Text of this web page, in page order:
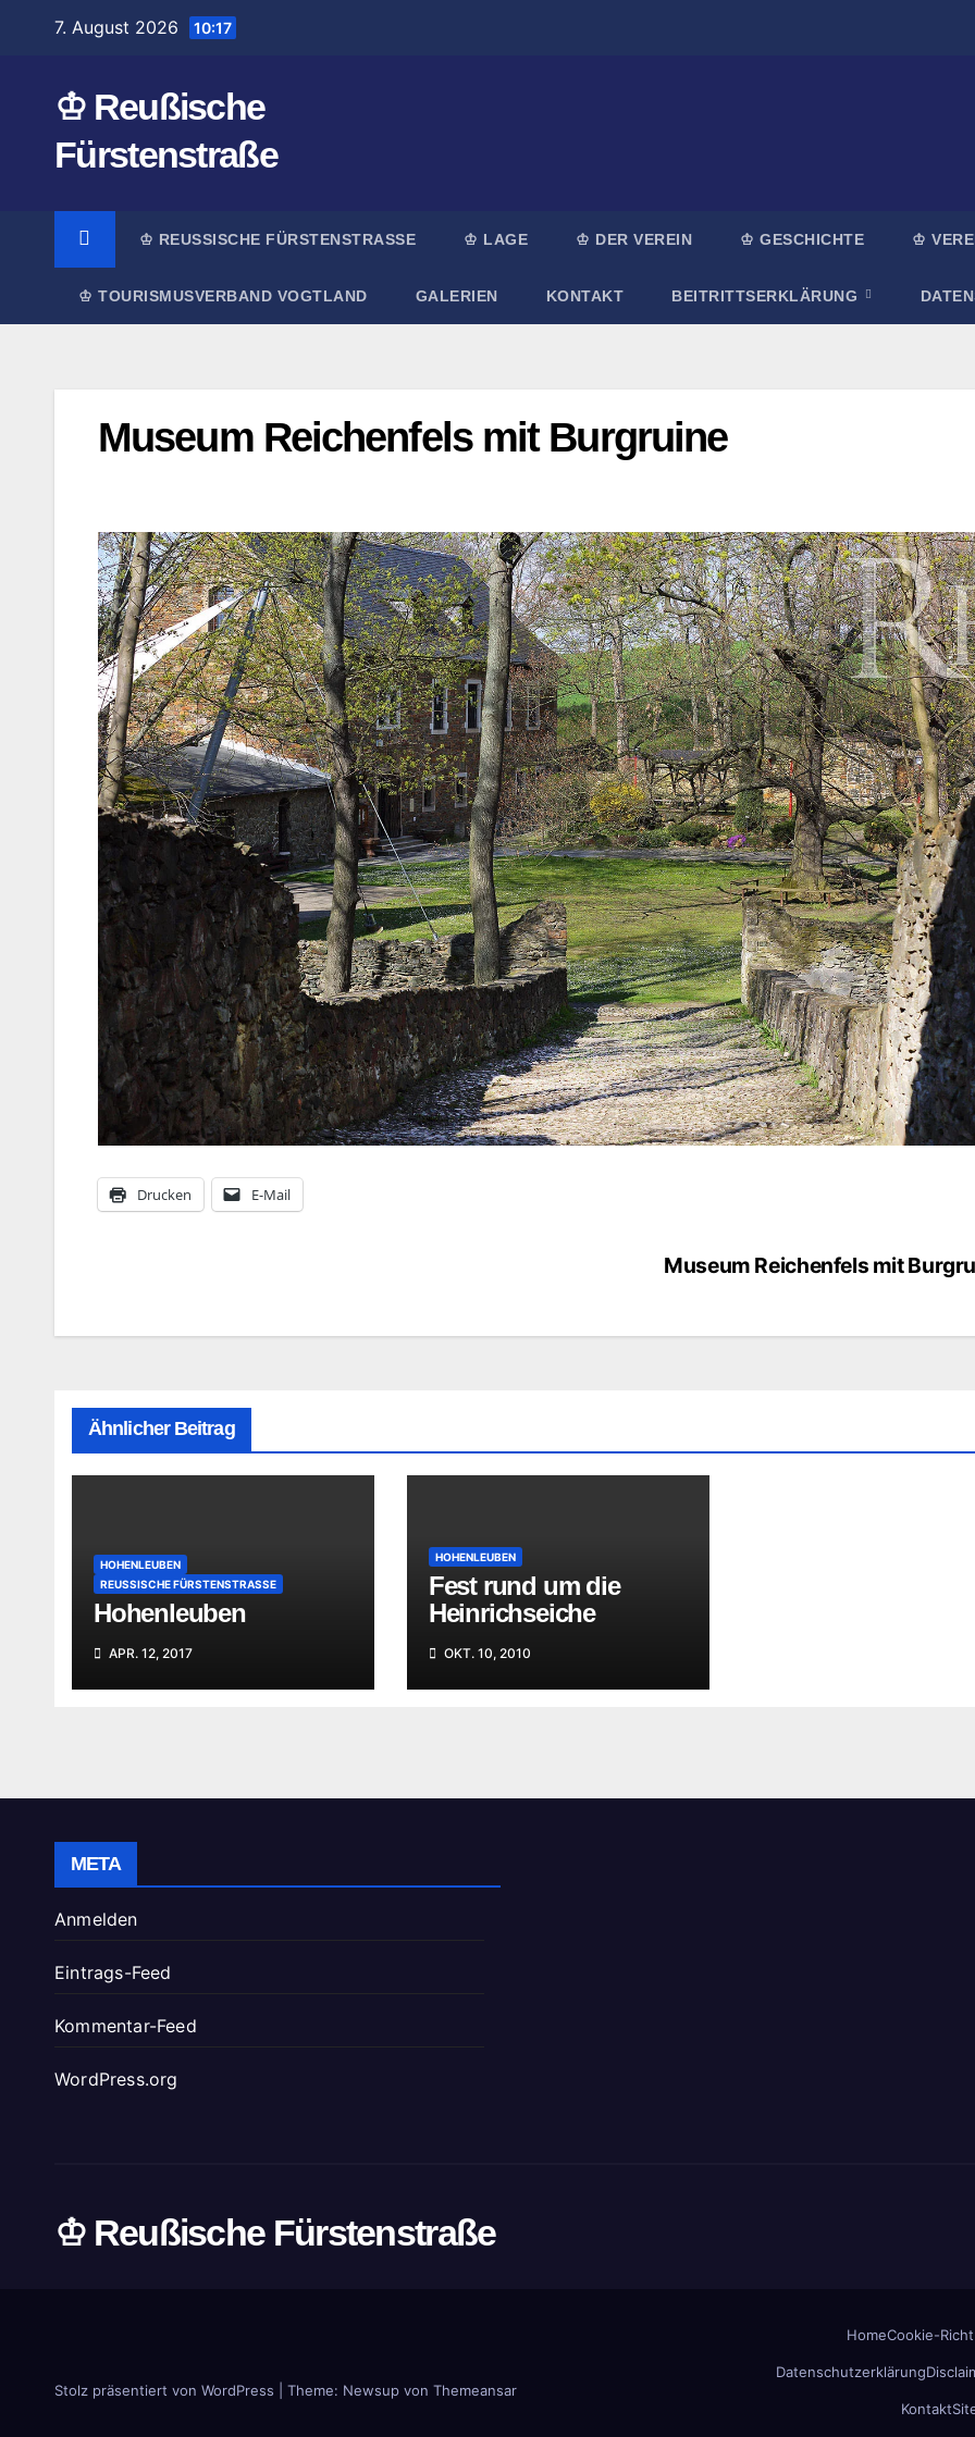
7. August 2026 10:17
♔ Reußische
Fürstenstraße
♔ REUSSISCHE FÜRSTENSTRASSE ♔ LAGE ♔ DER VEREIN ♔ GESCHICHTE ♔
♔ TOURISMUSVERBAND VOGTLAND GALERIEN KONTAKT BEITRITTSERKLÄRUNG
Museum Reichenfels mit Burgruine
Drucken E-Mail
Museum Reichenfels mit
Ähnlicher Beitrag
HOHENLEUBEN
REUSSISCHE FÜRSTENSTRASSE
Hohenleuben
APR. 12, 2017
HOHENLEUBEN
Fest rund um die
Heinrichseiche
OKT. 10, 2010
META
Anmelden
Eintrags-Feed
Kommentar-Feed
WordPress.org
♔ Reußische Fürstenstraße
Stolz präsentiert von WordPress Theme: Newsup von Themeansar
HomeCookie-
Datenschutzerklärung
Kontakt